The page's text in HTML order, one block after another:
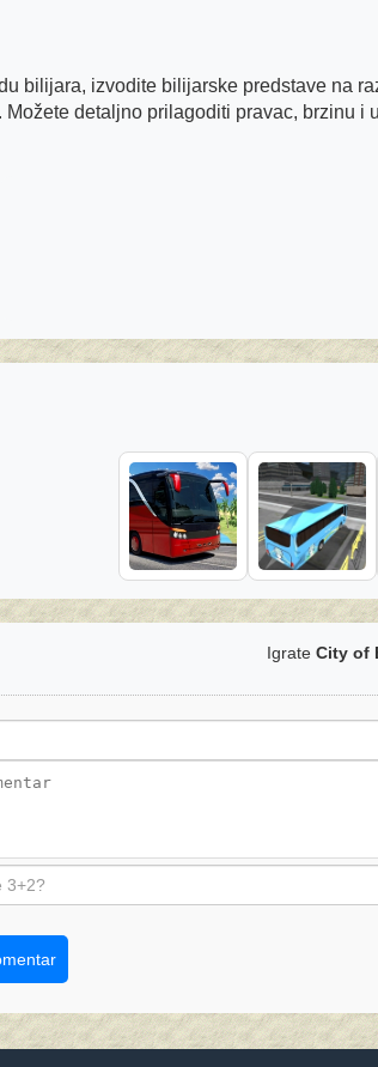
bilijara, izvodite bilijarske predstave na
Možete detaljno prilagoditi pravac, brzinu i
Igrate City of